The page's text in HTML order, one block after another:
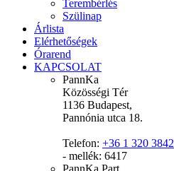
Terembérlés
Szülinap
Árlista
Elérhetőségek
Órarend
KAPCSOLAT
PannKa
Közösségi Tér
1136 Budapest,
Pannónia utca 18.
Telefon: +36 1 320 3842
- mellék: 6417
PannKa Part